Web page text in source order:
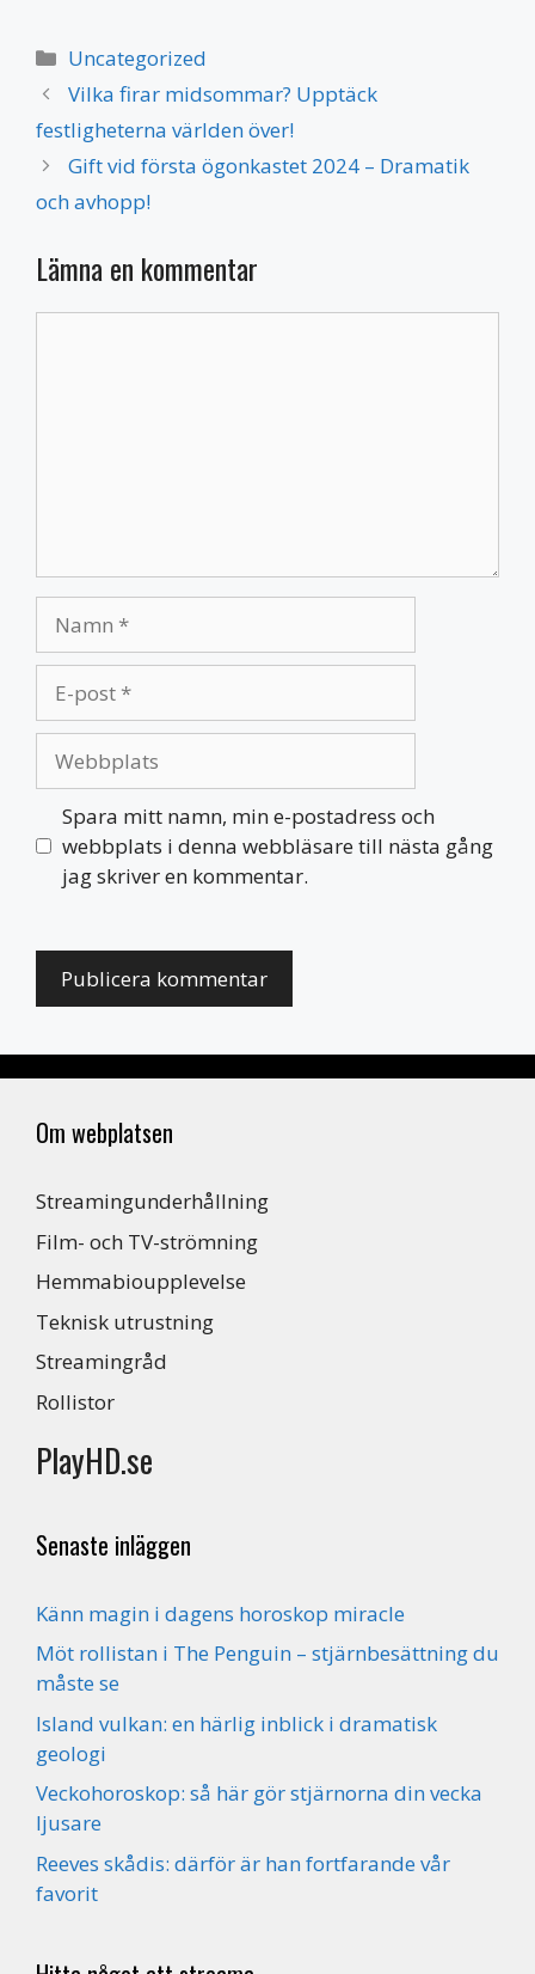
Kategorier
Uncategorized
Vilka firar midsommar? Upptäck
festligheterna världen över!
Gift vid första ögonkastet 2024 – Dramatik
och avhopp!
Lämna en kommentar
post
Spara mitt namn, min e-postadress och
webbplats i denna webbläsare till nästa gång
jag skriver en kommentar.
Om webplatsen
Streamingunderhållning
Film- och TV-strömning
Hemmabioupplevelse
Teknisk utrustning
Streamingråd
Rollistor
PlayHD.se
Senaste inläggen
Känn magin i dagens horoskop miracle
Möt rollistan i The Penguin – stjärnbesättning du
måste se
Island vulkan: en härlig inblick i dramatisk
geologi
Veckohoroskop: så här gör stjärnorna din vecka
ljusare
Reeves skådis: därför är han fortfarande vår
favorit